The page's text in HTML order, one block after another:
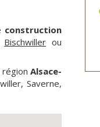
construction
Bischwiller ou
régionAlsace-
Saverne,